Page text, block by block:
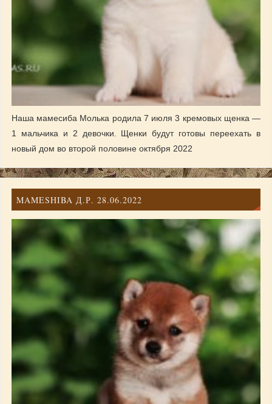
Наша мамесиба Молька родила 7 июля 3 кремовых щенка —
1 мальчика и 2 девочки. Щенки будут готовы переехать в
новый дом во второй половине октября 2022
MAMESHIBA Д.Р. 28.06.2022